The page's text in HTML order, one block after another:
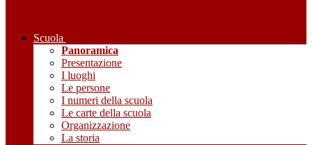
Scuola
Panoramica
Presentazione
I luoghi
Le persone
I numeri della scuola
Le carte della scuola
Organizzazione
La storia